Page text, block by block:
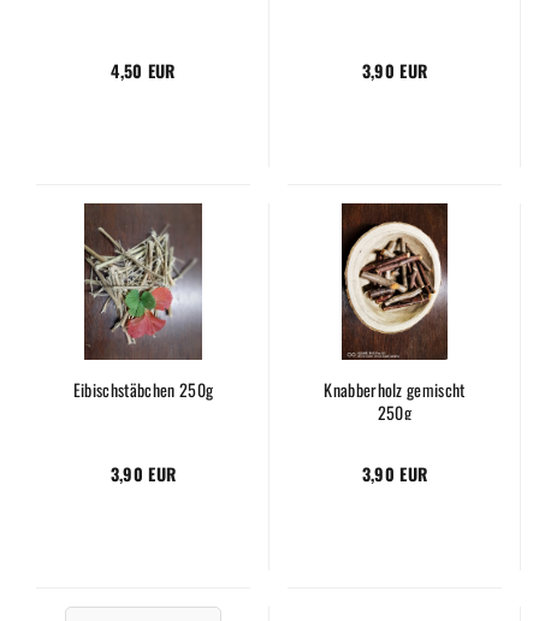
4,50 EUR 3,90 EUR
Eibischstäbchen 250g
3,90 EUR
Knabberholz gemischt
250g
3,90 EUR